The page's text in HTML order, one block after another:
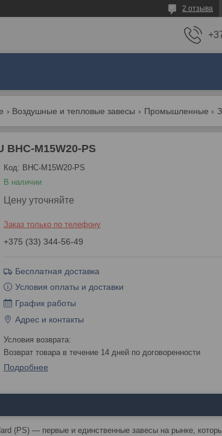
2 отзыва
Воздушные и тепловые завесы Промышленные
BHC-M15W20-PS
В наличии
Код: BHC-M15W20-PS
Цену уточняйте
Заказ только по телефону
+375 (33) 344-56-49
Бесплатная доставка
Условия оплаты и доставки
График работы
Адрес и контакты
возврат товара в течение 14 дней по договоренности
Подробнее
(PS) — первые и единственные завесы на рынке,